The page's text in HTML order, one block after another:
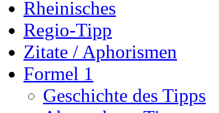
Rheinisches
Regio-Tipp
Zitate / Aphorismen
Formel 1
Geschichte des Tipps